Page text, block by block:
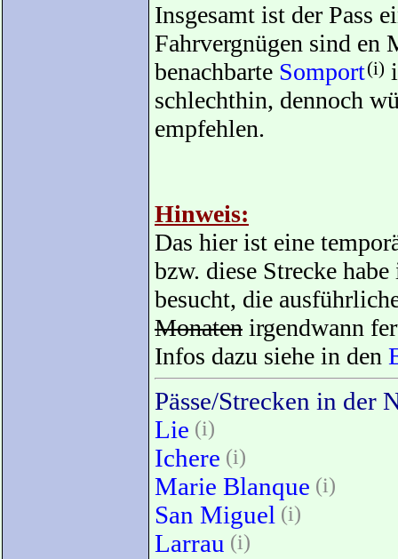
Insgesamt ist der Pass
Fahrvergnügen sind en
benachbarte Somport(i)
schlechthin, dennoch
empfehlen.
Hinweis:
Das hier ist eine
bzw. diese Strecke
besucht, die
Monaten irgendwann
Infos dazu siehe in den
Pässe/Strecken in der
Lie (i)
Ichere (i)
Marie Blanque (i)
San Miguel (i)
Larrau (i)